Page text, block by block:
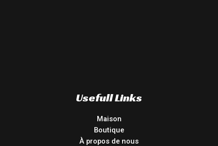
Usefull Links
Maison
Boutique
À propos de nous